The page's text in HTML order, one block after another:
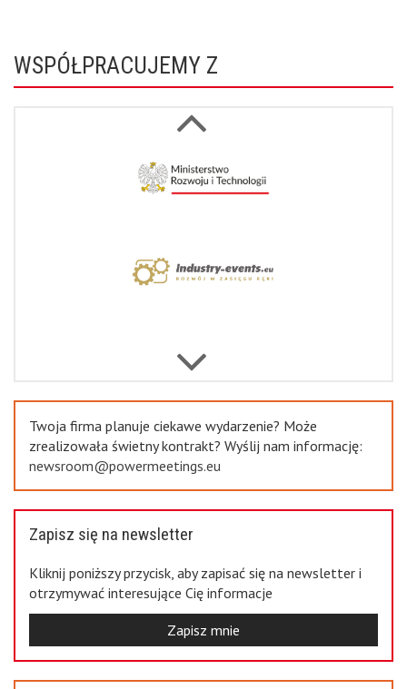
WSPÓŁPRACUJEMY Z
Twoja firma planuje ciekawe wydarzenie? Może
zrealizowała świetny kontrakt? Wyślij nam informację:
newsroom@powermeetings.eu
Zapisz się na newsletter
Kliknij poniższy przycisk, aby zapisać się na newsletter i
otrzymywać interesujące Cię informacje
Zapisz mnie